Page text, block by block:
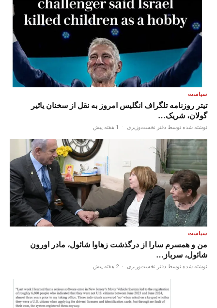
سیاست
تیتر روزنامه تلگراف انگلیس امروز به نقل از سخنان یائیر
گولان، شریک…
نوشته شده توسط دفتر نخست‌وزیری · 1 هفته پیش
سیاست
من و همسرم سارا از درگذشت زهاوا شائول، مادر اورون
شائول، سرباز…
نوشته شده توسط دفتر نخست‌وزیری · 2 هفته پیش